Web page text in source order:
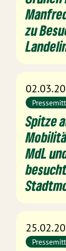
zu
Spitze
MdL